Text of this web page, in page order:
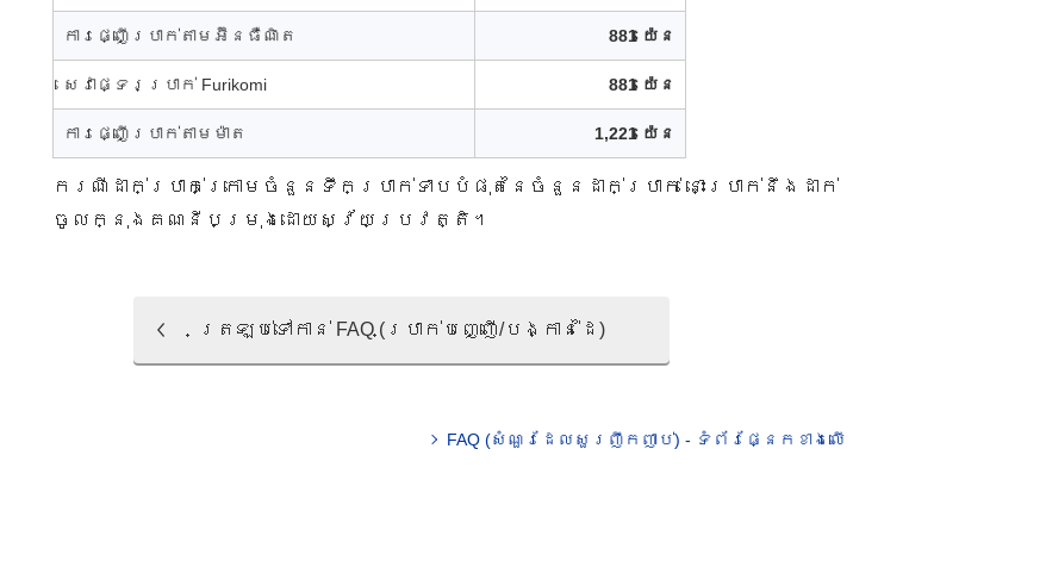
ការ​ផ្ញើ​ប្រាក់​តាម​អ៊ីនធឺណិត 881 យ៉េន
សេវា​ផ្ទេរ​ប្រាក់​ Furikomi 881 យ៉េន
ការផ្ញើប្រាក់តាមម៉ាត 1,221 យ៉េន
ករណីដាក់ប្រាក់ក្រោមចំនួនទឹកប្រាក់​ទាបបំផុតនៃចំនួនដាក់ប្រាក់ នោះប្រាក់នឹងដាក់
ចូលក្នុងគណនីបម្រុងដោយស្វ័យប្រវត្តិ។
ត្រឡប់​ទៅ​កាន់​ FAQ (ប្រាក់បញ្ញើ/បង្កាន់ដៃ)
FAQ (សំណួរ​ដែល​សួរ​ញឹក​ញាប់) - ទំព័រផ្នែកខាងលើ​